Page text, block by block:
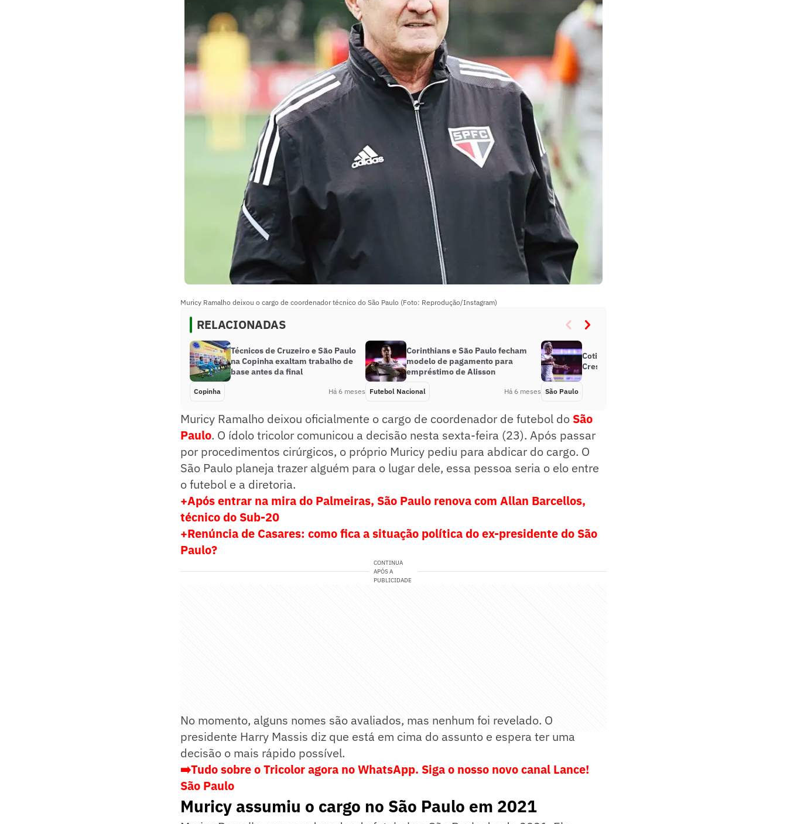
Muricy Ramalho deixou o cargo de coordenador técnico do São Paulo (Foto: Reprodução/Instagram)
RELACIONADAS
Técnicos de Cruzeiro e São Paulo
na Copinha exaltam trabalho de
base antes da final
Copinha Há 6 meses
Corinthians e São Paulo fecham
modelo de pagamento para
empréstimo de Alisson
Futebol Nacional Há 6 meses
Cotia surge como alternativa para
Crespo ajustar o São Paulo
São Paulo
Muricy Ramalho deixou oficialmente o cargo de coordenador de futebol do São
Paulo. O ídolo tricolor comunicou a decisão nesta sexta-feira (23). Após passar
por procedimentos cirúrgicos, o próprio Muricy pediu para abdicar do cargo. O
São Paulo planeja trazer alguém para o lugar dele, essa pessoa seria o elo entre
o futebol e a diretoria.
+Após entrar na mira do Palmeiras, São Paulo renova com Allan Barcellos,
técnico do Sub-20
+Renúncia de Casares: como fica a situação política do ex-presidente do São
Paulo?
CONTINUA
APÓS A
PUBLICIDADE
No momento, alguns nomes são avaliados, mas nenhum foi revelado. O
presidente Harry Massis diz que está em cima do assunto e espera ter uma
decisão o mais rápido possível.
➡️Tudo sobre o Tricolor agora no WhatsApp. Siga o nosso novo canal Lance!
São Paulo
Muricy assumiu o cargo no São Paulo em 2021